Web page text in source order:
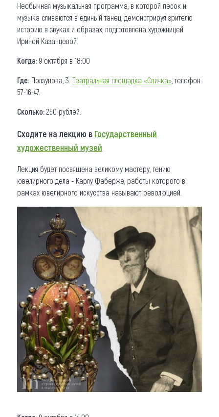
Необычная музыкальная программа, в которой песок и
музыка сливаются в единый танец, демонстрируя зрителю
историю в звуках и образах, подготовлена художницей
Ириной Казанцевой.
Когда: 9 октября в 18:00
Где: Ползунова, 3. Театральная площадка «Спичка» , телефон:
57-16-47.
Сколько: 250 рублей.
Сходите на лекцию в Государственный
художественный музей
Лекция будет посвящена великому мастеру, гению
ювелирного дела - Карлу Фаберже, работы которого в
рамках ювелирного искусства называют революцией.